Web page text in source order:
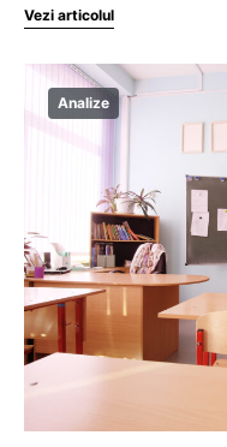
Vezi articolul
Analize